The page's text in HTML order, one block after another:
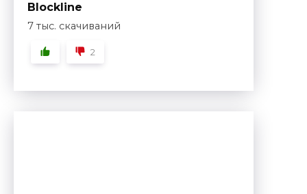
Blockline
7 тыс. скачиваний
2